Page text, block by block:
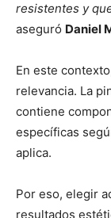
resistentes y
aseguró Daniel
En este
relevancia. La
contiene
específicas
aplica.
Por eso, elegir
resultados